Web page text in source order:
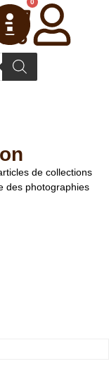
0
de collections
des photographies